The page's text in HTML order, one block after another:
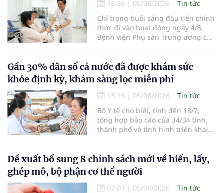
16:56 | 05/08/2026
Tin tức
Chỉ trong buổi sáng đầu tiên chính
thức đi vào hoạt động ngày 4/8,
Bệnh viện Phụ sản Trung ương cơ
em bé đầu tiên chào đời.
Gần 30% dân số cả nước đã được khám sức
khỏe định kỳ, khám sàng lọc miễn phí
15:15 | 05/08/2026
Tin tức
Bộ Y tế cho biết, tính đến 18/7,
tổng hợp báo cáo của 34/34 tỉnh,
thành phố về tình hình triển khai
nhận 32.286.360 người, chiếm gần
30% dân số cả nước đã được khám
sức khỏe định kỳ năm nay.
Đề xuất bổ sung 8 chính sách mới về hiến, lấy,
ghép mô, bộ phận cơ thể người
07:07 | 05/08/2026
Tin tức